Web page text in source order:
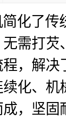
化了
需打
，解
化、
，坚